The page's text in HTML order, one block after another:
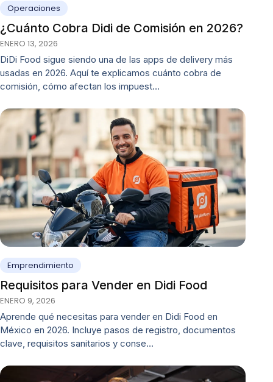
Operaciones
¿Cuánto Cobra Didi de Comisión en 2026?
ENERO 13, 2026
DiDi Food sigue siendo una de las apps de delivery más
usadas en 2026. Aquí te explicamos cuánto cobra de
comisión, cómo afectan los impuest…
Emprendimiento
Requisitos para Vender en Didi Food
ENERO 9, 2026
Aprende qué necesitas para vender en Didi Food en
México en 2026. Incluye pasos de registro, documentos
clave, requisitos sanitarios y conse…